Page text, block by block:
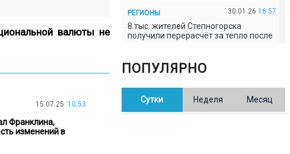
валюты не
15.07.25 10:53
Франклина,
изменений в
РЕГИОНЫ 30.01.26 16:57
8 тыс. жителей Степногорска
получили перерасчёт за тепло после
В Казахстане готовят новую
редакцию Конституции: меняется
ПОПУЛЯРНО
Сутки Неделя Месяц